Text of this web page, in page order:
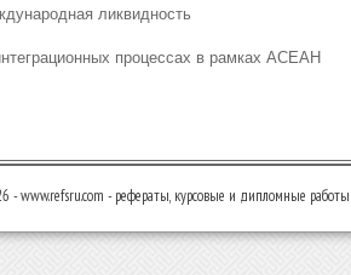
ликвидность
процессах в рамках АСЕАН
www.refsru.com - рефераты, курсовые и дипломные работы